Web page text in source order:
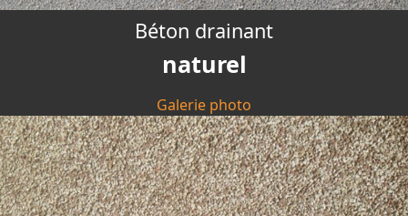
Béton drainant
naturel
Galerie photo